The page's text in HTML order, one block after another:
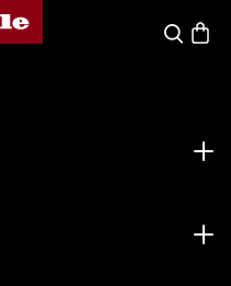
Suche